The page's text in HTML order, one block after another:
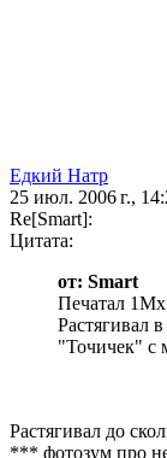
Едкий Натр
25 июл. 2006 г.,
Re[Smart]:
Цитата:
от: Smart
Печатал
Растягивал
"Точичек" с
Растягивал до
*** фотозум про